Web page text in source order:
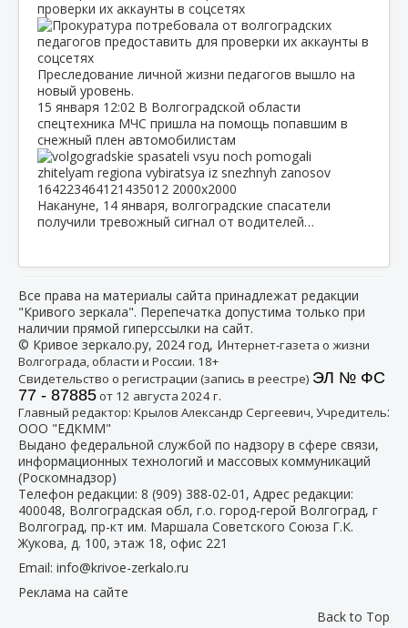
проверки их аккаунты в соцсетях
Преследование личной жизни педагогов вышло на
новый уровень.
15 января 12:02 В Волгоградской области
спецтехника МЧС пришла на помощь попавшим в
снежный плен автомобилистам
Накануне, 14 января, волгоградские спасатели
получили тревожный сигнал от водителей…
Все права на материалы сайта принадлежат редакции
"Кривого зеркала". Перепечатка допустима только при
наличии прямой гиперссылки на сайт.
© Кривое зеркало.ру, 2024 год, Интернет-газета о жизни
Волгограда, области и России. 18+
Свидетельство о регистрации (запись в реестре) ЭЛ № ФС
77 - 87885от 12 августа 2024 г.
Главный редактор: Крылов Александр Сергеевич, Учредитель:
ООО "ЕДКММ"
Выдано федеральной службой по надзору в сфере связи,
информационных технологий и массовых коммуникаций
(Роскомнадзор)
Телефон редакции: 8 (909) 388-02-01 , Адрес редакции:
400048, Волгоградская обл, г.о. город-герой Волгоград, г
Волгоград, пр-кт им. Маршала Советского Союза Г.К.
Жукова, д. 100, этаж 18, офис 221
Email: info@krivoe-zerkalo.ru
Реклама на сайте
Back to Top